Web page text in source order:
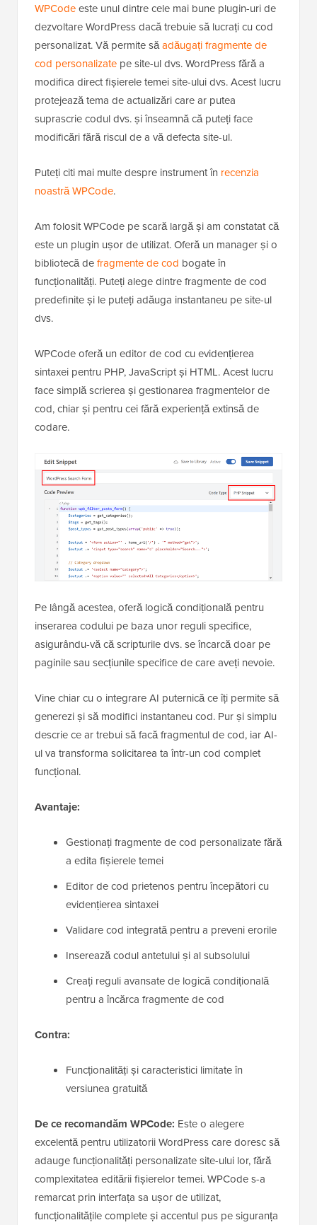
WPCodeeste unul dintre cele mai bune plugin-uri de
dezvoltare WordPress dacă trebuie să lucrați cu cod
personalizat. Vă permite săadăugați fragmente de
cod personalizate pe site-ul dvs. WordPress fără a
modifica direct fișierele temei site-ului dvs. Acest lucru
protejează tema de actualizări care ar putea
suprascrie codul dvs. și înseamnă că puteți face
modificări fără riscul de a vă defecta site-ul.
Puteți citi mai multe despre instrument în recenzia
noastră WPCode.
Am folosit WPCode pe scară largă și am constatat că
este un plugin ușor de utilizat. Oferă un manager și o
bibliotecă defragmente de cod bogate în
funcționalități. Puteți alege dintre fragmente de cod
predefinite și le puteți adăuga instantaneu pe site-ul
dvs.
WPCode oferă un editor de cod cu evidențierea
sintaxei pentru PHP, JavaScript și HTML. Acest lucru
face simplă scrierea și gestionarea fragmentelor de
cod, chiar și pentru cei fără experiență extinsă de
codare.
Pe lângă acestea, oferă logică condițională pentru
inserarea codului pe baza unor reguli specifice,
asigurându-vă că scripturile dvs. se încarcă doar pe
paginile sau secțiunile specifice de care aveți nevoie.
Vine chiar cu o integrare AI puternică ce îți permite să
generezi și să modifici instantaneu cod. Pur și simplu
descrie ce ar trebui să facă fragmentul de cod, iar AI-
ul va transforma solicitarea ta într-un cod complet
funcțional.
Avantaje:
Gestionați fragmente de cod personalizate fără
a edita fișierele temei
Editor de cod prietenos pentru începători cu
evidențierea sintaxei
Validare cod integrată pentru a preveni erorile
Inserează codul antetului și al subsolului
Creați reguli avansate de logică condițională
pentru a încărca fragmente de cod
Contra:
Funcționalități și caracteristici limitate în
versiunea gratuită
De ce recomandăm WPCode: Este o alegere
excelentă pentru utilizatorii WordPress care doresc să
adauge funcționalități personalizate site-ului lor, fără
complexitatea editării fișierelor temei. WPCode s-a
remarcat prin interfața sa ușor de utilizat,
funcționalitățile complete și accentul pus pe siguranța